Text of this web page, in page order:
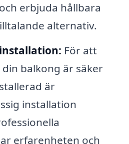
erbjuda hållbara
alternativ.
För att
balkong är säker
är
installation
erfarenheten och